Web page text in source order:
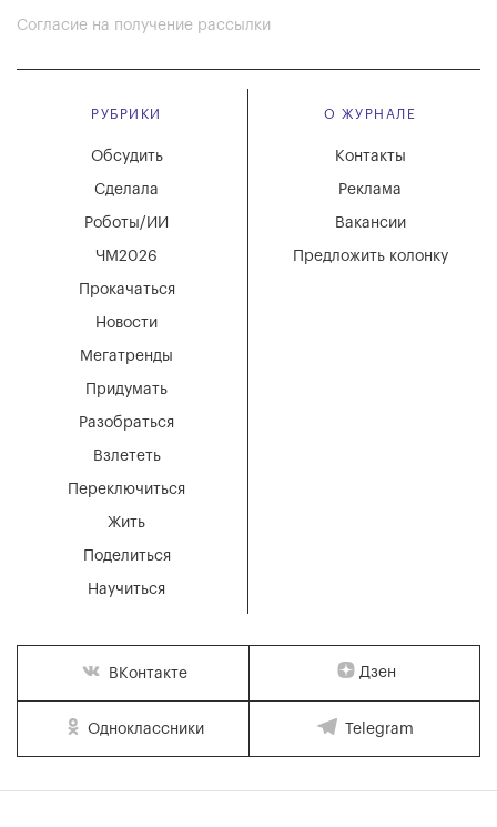
Согласие на получение рассылки
РУБРИКИ
Мегатренды
Придумать
Разобраться
Взлететь
Новости
Переключиться
Жить
Поделиться
Научиться
Обсудить
Сделала
Роботы/ИИ
ЧМ2026
Прокачаться
О ЖУРНАЛЕ
Вакансии
Реклама
Контакты
Предложить колонку
ВКонтакте Дзен
Одноклассники Telegram